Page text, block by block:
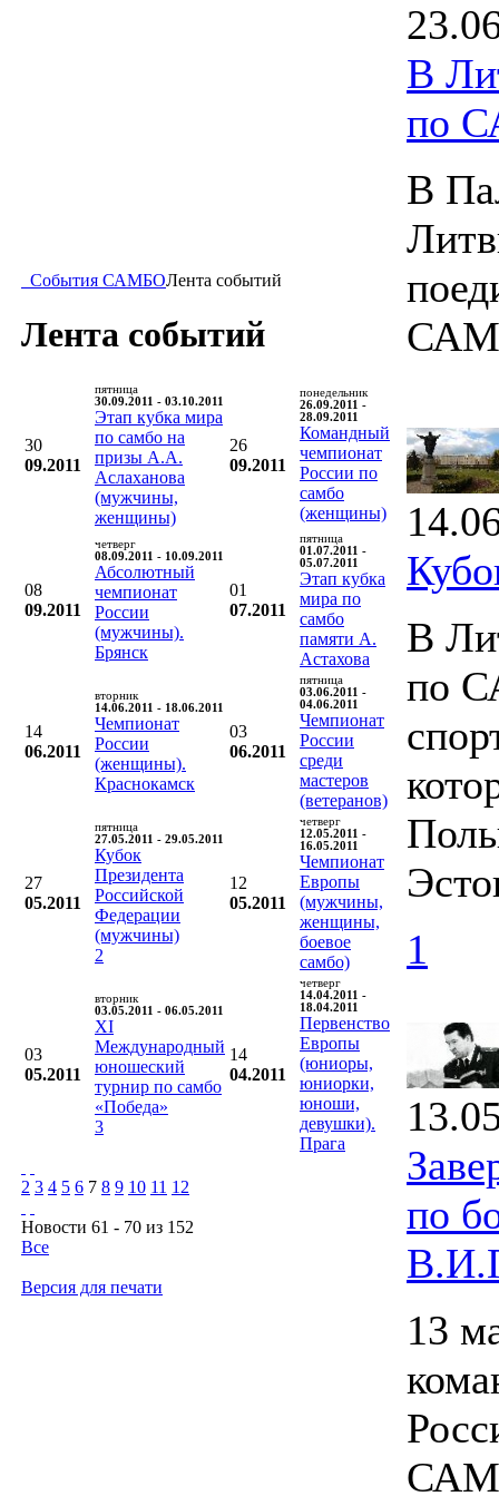
События САМБОЛента событий
Лента событий
30
09.2011
пятница
30.09.2011 - 03.10.2011
Этап кубка мира
по самбо на
призы А.А.
Аслаханова
(мужчины,
женщины)
26
09.2011
понедельник
26.09.2011 -
28.09.2011
Командный
чемпионат
России по
самбо
(женщины)
08
09.2011
четверг
08.09.2011 - 10.09.2011
Абсолютный
чемпионат
России
(мужчины).
Брянск
01
07.2011
пятница
01.07.2011 -
05.07.2011
Этап кубка
мира по
самбо
памяти А.
Астахова
14
06.2011
вторник
14.06.2011 - 18.06.2011
Чемпионат
России
(женщины).
Краснокамск
03
06.2011
пятница
03.06.2011 -
04.06.2011
Чемпионат
России
среди
мастеров
(ветеранов)
27
05.2011
пятница
27.05.2011 - 29.05.2011
Кубок
Президента
Российской
Федерации
(мужчины)
2
12
05.2011
четверг
12.05.2011 -
16.05.2011
Чемпионат
Европы
(мужчины,
женщины,
боевое
самбо)
03
05.2011
вторник
03.05.2011 - 06.05.2011
XI
Международный
юношеский
турнир по самбо
«Победа»
3
14
04.2011
четверг
14.04.2011 -
18.04.2011
Первенство
Европы
(юниоры,
юниорки,
юноши,
девушки).
Прага
2 3 4 5 6 7 8 9 10 11 12
Новости 61 - 70 из 152
Все
Версия для печати
В
по
В
В
по
1
по
13